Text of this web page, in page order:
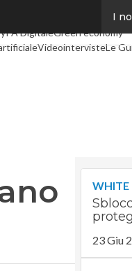
I
PA DigitaleGreen economy
VideointervisteLe
WHITE
23 Giu